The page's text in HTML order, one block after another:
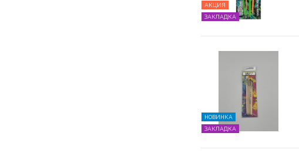
АКЦИЯ
ЗАКЛАДКА
НОВИНКА
ЗАКЛАДКА